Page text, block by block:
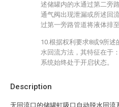
Description
无回流口的储罐虹吸口自动脱水回流
述储罐内的水通过第二旁
通气阀出现泄漏或所述回
过第一旁路管道将液体排
10.根据权利要求8或9所
水回流方法，其特征在于
系统始终处于开启状态。